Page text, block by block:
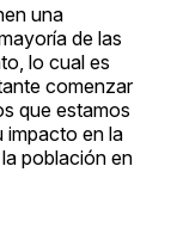
una
de las
lo cual es
comenzar
que estamos
impacto en la
población en